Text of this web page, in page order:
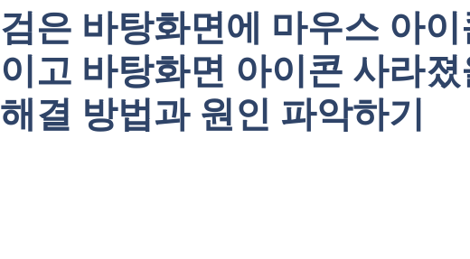
검은 바탕화면에 마우스 아
이고 바탕화면 아이콘 사라
해결 방법과 원인 파악하기